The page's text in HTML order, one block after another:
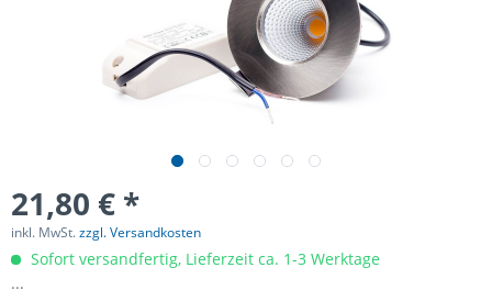
21,80 € *
inkl. MwSt.zzgl. Versandkosten
Sofort versandfertig, Lieferzeit ca. 1-3 Werktage
...